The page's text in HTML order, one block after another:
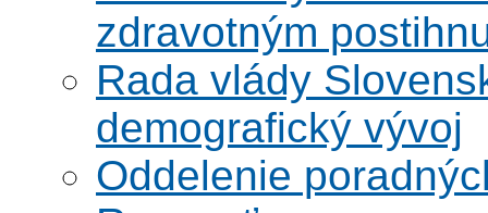
zdravotným
Rada vlády
demografický vývoj
Oddelenie